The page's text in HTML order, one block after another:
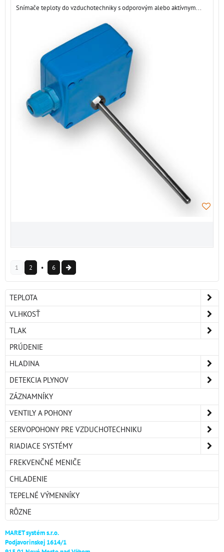
Snímače teploty do vzduchotechniky s odporovým alebo aktívnym...
1 2 6
TEPLOTA
VLHKOSŤ
TLAK
PRÚDENIE
HLADINA
DETEKCIA PLYNOV
ZÁZNAMNÍKY
VENTILY A POHONY
SERVOPOHONY PRE VZDUCHOTECHNIKU
RIADIACE SYSTÉMY
FREKVENČNÉ MENIČE
CHLADENIE
TEPELNÉ VÝMENNÍKY
RÔZNE
MARET systém s.r.o.
Podjavorinskej 1614/1